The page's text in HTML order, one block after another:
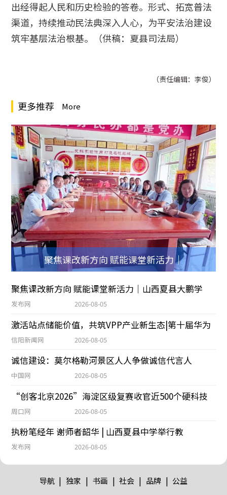
出经得起人民和历史检验的答卷。形式、拓宽普法
渠道，持续推动民法典深入人心，为平安法治建设
筑牢基层法治根基。（供稿：夏县司法局）
（责任编辑：李俊）
更多推荐 More
聚焦课改新方向 赋能课堂新活力｜
聚焦课改新方向 赋能课堂新活力｜山西夏县大鹏学
发布网 2026-08-05
激活站点储能价值，共筑VPP产业新生态|第十届华为
信阳新闻网 2026-08-05
诚信建设：莫尔格勒河景区人人争做诚信代言人
中国网 2026-08-05
“创客北京2026”海淀区级复赛收官近500个硬科技
周口网 2026-08-05
执粉笔经年 谢师者韶华 | 山西夏县中学举行教
发布网 2026-08-05
导航 | 独家 | 书画 | 社会 | 品牌 | 公益